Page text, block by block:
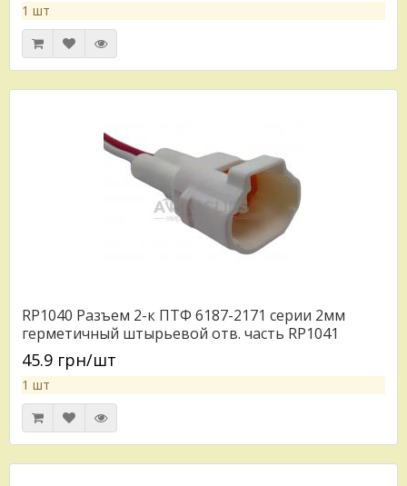
1 шт
RP1040 Разъем 2-к ПТФ 6187-2171 серии 2мм
герметичный штырьевой отв. часть RP1041
45.9 грн/шт
1 шт